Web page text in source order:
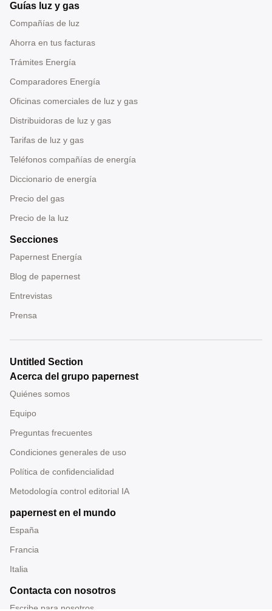
Guías luz y gas
Compañías de luz
Ahorra en tus facturas
Trámites Energía
Comparadores Energía
Oficinas comerciales de luz y gas
Distribuidoras de luz y gas
Tarifas de luz y gas
Teléfonos compañías de energía
Diccionario de energía
Precio del gas
Precio de la luz
Secciones
Papernest Energía
Blog de papernest
Entrevistas
Prensa
Untitled Section
Acerca del grupo papernest
Quiénes somos
Equipo
Preguntas frecuentes
Condiciones generales de uso
Política de confidencialidad
Metodología control editorial IA
papernest en el mundo
España
Francia
Italia
Contacta con nosotros
Escribe para nosotros